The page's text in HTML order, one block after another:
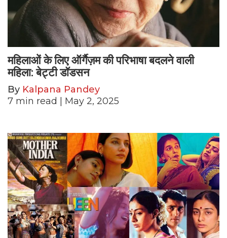
महिलाओं के लिए ऑर्गैज़म की परिभाषा बदलने वाली
महिला: बेट्टी डॉडसन
By Kalpana Pandey
7 min read | May 2, 2025